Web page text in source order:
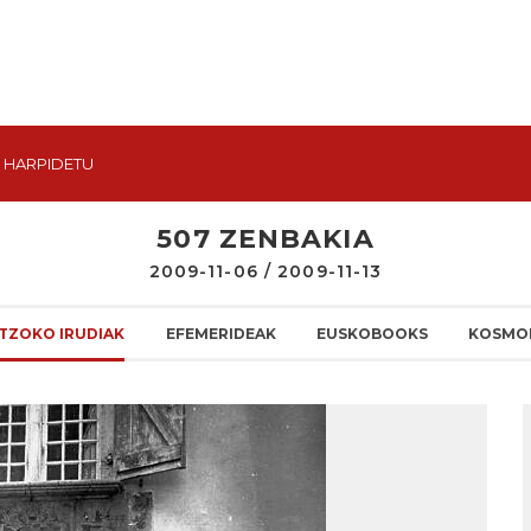
HARPIDETU
507 ZENBAKIA
2009-11-06 / 2009-11-13
IRUDIAK EFEMERIDEAK EUSKOBOOKS